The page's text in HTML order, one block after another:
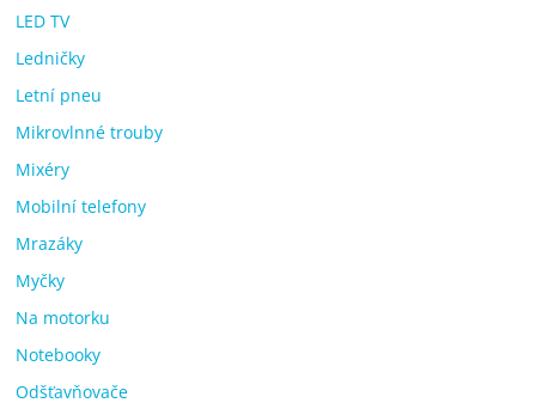
LED TV
Ledničky
Letní pneu
Mikrovlnné trouby
Mixéry
Mobilní telefony
Mrazáky
Myčky
Na motorku
Notebooky
Odšťavňovače